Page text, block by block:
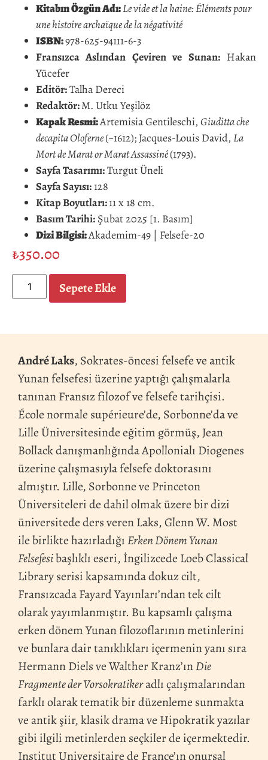
Kitabın Özgün Adı:Le vide et la haine: Éléments pour
une histoire archaïque de la négativité
ISBN:978-625-94111-6-3
Fransızca Aslından Çeviren ve Sunan:Hakan
Yücefer
Editör:Talha Dereci
Redaktör:M. Utku Yeşilöz
Kapak Resmi:Artemisia Gentileschi, Giuditta che
decapita Oloferne(~1612); Jacques-Louis David, La
Mort de Marat or Marat Assassiné(1793).
Sayfa Tasarımı:Turgut Üneli
Sayfa Sayısı:128
Kitap Boyutları:11 x 18 cm.
Basım Tarihi: Şubat 2025 [1. Basım]
Dizi Bilgisi:Akademim-49 | Felsefe-20
₺350.00
Sepete Ekle
André Laks, Sokrates-öncesi felsefe ve antik
Yunan felsefesi üzerine yaptığı çalışmalarla
tanınan Fransız filozof ve felsefe tarihçisi.
École normale supérieure’de, Sorbonne’da ve
Lille Üniversitesinde eğitim görmüş, Jean
Bollack danışmanlığında Apollonialı Diogenes
üzerine çalışmasıyla felsefe doktorasını
almıştır. Lille, Sorbonne ve Princeton
Üniversiteleri de dahil olmak üzere bir dizi
üniversitede ders veren Laks, Glenn W. Most
ile birlikte hazırladığıErken Dönem Yunan
Felsefesibaşlıklı eseri, İngilizcede Loeb Classical
Library serisi kapsamında dokuz cilt,
Fransızcada Fayard Yayınları’ndan tek cilt
olarak yayımlanmıştır. Bu kapsamlı çalışma
erken dönem Yunan filozoflarının metinlerini
ve bunlara dair tanıklıkları içermenin yanı sıra
Hermann Diels ve Walther Kranz’ınDie
Fragmente der Vorsokratikeradlı çalışmalarından
farklı olarak tematik bir düzenleme sunmakta
ve antik şiir, klasik drama ve Hipokratik yazılar
gibi ilgili metinlerden seçkiler de içermektedir.
Institut Universitaire de France’ın onursal